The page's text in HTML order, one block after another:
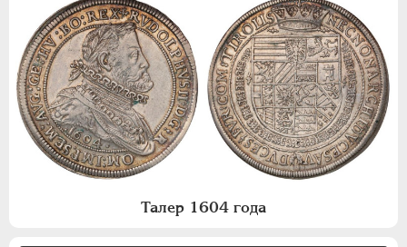
Талер 1604 года